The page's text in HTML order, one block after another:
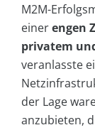
M2M-
einerengen
privatem
veranlasste
der Lage
anzubieten,